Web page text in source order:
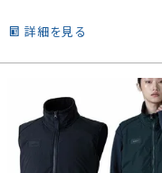
詳細を見る